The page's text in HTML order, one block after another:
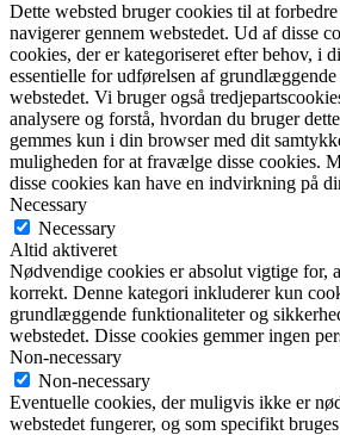
Dette websted bruger cookies til at
navigerer gennem webstedet. Ud af disse
cookies, der er kategoriseret efter behov, i
essentielle for udførelsen af
webstedet. Vi bruger også
analysere og forstå, hvordan du bruger
gemmes kun i din browser med dit
muligheden for at fravælge disse cookies.
disse cookies kan have en indvirkning på
Necessary
Necessary
Altid aktiveret
Nødvendige cookies er absolut vigtige for,
korrekt. Denne kategori inkluderer kun
grundlæggende funktionaliteter og
webstedet. Disse cookies gemmer ingen
Non-necessary
Non-necessary
Eventuelle cookies, der muligvis ikke er
webstedet fungerer, og som specifikt